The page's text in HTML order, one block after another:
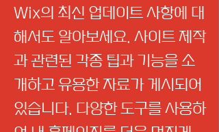
Wix의 최신 업데이트 사항에 대
해서도 알아보세요. 사이트 제작
과 관련된 각종 팁과 기능을 소
개하고 유용한 자료가 게시되어
있습니다. 다양한 도구를 사용하